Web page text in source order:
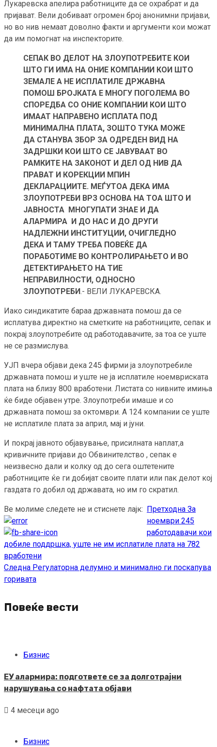
Лукаревска апелира работниците да се охрабрат и да
пријават. Вели добиваат огромен број анонимни пријави,
но во нив немаат доволно факти и аргументи кои можат
да им помогнат на инспекторите.
СЕПАК ВО ДЕЛОТ НА ЗЛОУПОТРЕБИТЕ КОИ
ШТО ГИ ИМА НА ОНИЕ КОМПАНИИ КОИ ШТО
ЗЕМАЛЕ А НЕ ИСПЛАТИЛЕ ДРЖАВНА
ПОМОШ БРОЈКАТА Е МНОГУ ПОГОЛЕМА ВО
СПОРЕДБА СО ОНИЕ КОМПАНИИ КОИ ШТО
ИМААТ НАПРАВЕНО ИСПЛАТА ПОД
МИНИМАЛНА ПЛАТА, ЗОШТО ТУКА МОЖЕ
ДА СТАНУВА ЗБОР ЗА ОДРЕДЕН ВИД НА
ЗАДРШКИ КОИ ШТО СЕ ЈАВУВААТ ВО
РАМКИТЕ НА ЗАКОНОТ И ДЕЛ ОД НИВ ДА
ПРАВАТ И КОРЕКЦИИ МПИН
ДЕКЛАРАЦИИТЕ. МЕЃУТОА ДЕКА ИМА
ЗЛОУПОТРЕБИ ВРЗ ОСНОВА НА ТОА ШТО И
ЈАВНОСТА МНОГУПАТИ ЗНАЕ И ДА
АЛАРМИРА И ДО НАС И ДО ДРУГИ
НАДЛЕЖНИ ИНСТИТУЦИИ, ОЧИГЛЕДНО
ДЕКА И ТАМУ ТРЕБА ПОВЕЌЕ ДА
ПОРАБОТИМЕ ВО КОНТРОЛИРАЊЕТО И ВО
ДЕТЕКТИРАЊЕТО НА ТИЕ
НЕПРАВИЛНОСТИ, ОДНОСНО
ЗЛОУПОТРЕБИ.- ВЕЛИ ЛУКАРЕВСКА.
Иако синдикатите бараа државната помош да се
исплатува директно на сметките на работниците, сепак и
покрај злоупотребите од работодавачите, за тоа се уште
не се размислува.
УЈП вчера објави дека 245 фирми ја злоупотребиле
државната помош и уште не ја исплатиле ноемвриската
плата на близу 800 вработени. Листата со нивните имиња
ќе биде објавен утре. Злоупотреби имаше и со
државната помош за октомври. А 124 компании се уште
не исплатиле плата за април, мај и јуни.
И покрај јавното објавување, присилната наплат,а
кривичните пријави до Обвинителство , сепак е
неизвесно дали и колку од до сега оштетените
работниците ќе ги добијат своите плати или пак делот кој
газдата го добил од државата, но им го скратил.
Ве молиме следете не и стиснете лајк:
Continue
Reading
Претходна За
ноември 245
работодавачи кои
добиле поддршка, уште не им исплатиле плата на 782
вработени
Следна Регулаторна делумно и минимално ги поскапува
горивата
Повеќе вести
Бизнис
ЕУ алармира: подгответе се за долготрајни
нарушувања со нафтата објави
4 месеци ago
Бизнис